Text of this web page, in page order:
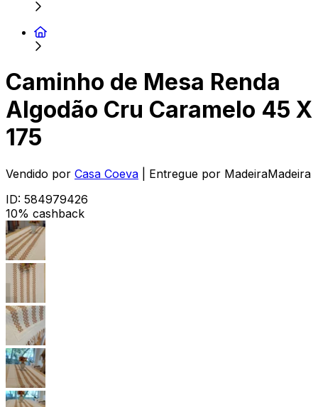
Caminho de Mesa Renda
Algodão Cru Caramelo 45 X
175
Vendido por Casa Coeva | Entregue por MadeiraMadeira
ID: 584979426
10% cashback